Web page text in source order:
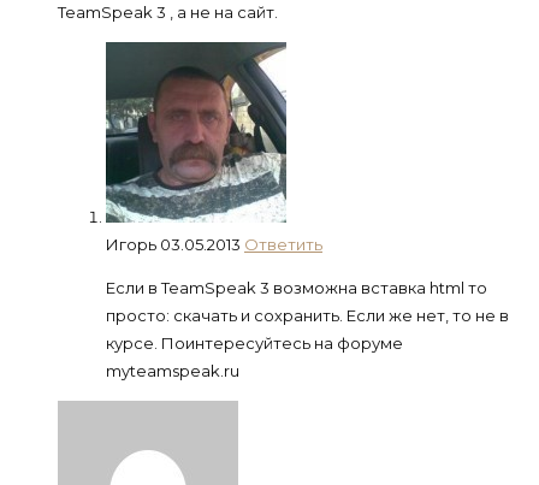
TeamSpeak 3 , а не на сайт.
Игорь 03.05.2013 Ответить
Если в TeamSpeak 3 возможна вставка html то
просто: скачать и сохранить. Если же нет, то не в
курсе. Поинтересуйтесь на форуме
myteamspeak.ru